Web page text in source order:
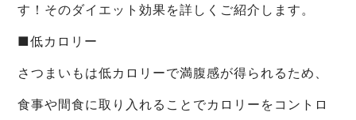
す！そのダイエット効果を詳しくご紹介します。
■低カロリー
さつまいもは低カロリーで満腹感が得られるため、
食事や間食に取り入れることでカロリーをコントロ